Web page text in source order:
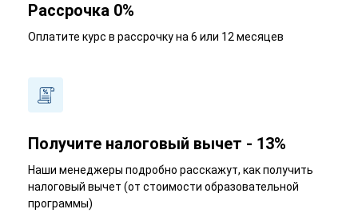
Рассрочка 0%
Оплатите курс в рассрочку на 6 или 12 месяцев
Получите налоговый вычет - 13%
Наши менеджеры подробно расскажут, как получить
налоговый вычет (от стоимости образовательной
программы)